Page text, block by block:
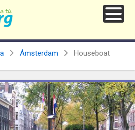
Ámsterdam
Houseboat